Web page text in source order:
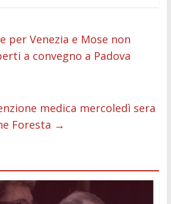
s
A
p
e
n
er
di
t
e
dI
di
vi
per Venezia e Mose non
a convegno a Padova
medica mercoledì sera
Foresta →